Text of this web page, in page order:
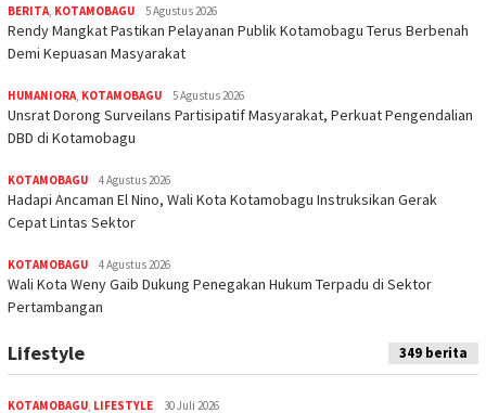
BERITA, KOTAMOBAGU 5 Agustus 2026
Rendy Mangkat Pastikan Pelayanan Publik Kotamobagu Terus Berbenah
Demi Kepuasan Masyarakat
HUMANIORA, KOTAMOBAGU 5 Agustus 2026
Unsrat Dorong Surveilans Partisipatif Masyarakat, Perkuat Pengendalian
DBD di Kotamobagu
KOTAMOBAGU 4 Agustus 2026
Hadapi Ancaman El Nino, Wali Kota Kotamobagu Instruksikan Gerak
Cepat Lintas Sektor
KOTAMOBAGU 4 Agustus 2026
Wali Kota Weny Gaib Dukung Penegakan Hukum Terpadu di Sektor
Pertambangan
Lifestyle 349 berita
KOTAMOBAGU LIFESTYLE 30 Juli 2026